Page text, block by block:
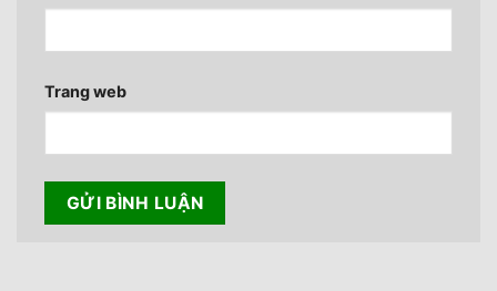
Trang web